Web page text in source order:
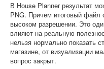
В House Planner результат
PNG. Причем итоговый файл
высоком разрешении. Это
влияют на реальную
нельзя нормально показать
магазине, от визуализации
вопрос закрыт.